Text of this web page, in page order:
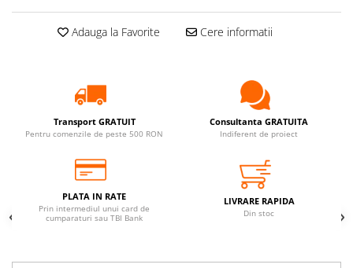
DISTRIBUITORI
ACCESORII
SANITARE
VENTILATIE CU RECUPERARE DE
BOILERE CU POMPA DE CALDURA
Adauga la Favorite Cere informatii
Transport GRATUIT
Pentru comenzile de peste 500 RON
Consultanta GRATUITA
Indiferent de proiect
PLATA IN RATE
Prin intermediul unui card de
cumparaturi sau TBI Bank
LIVRARE RAPIDA
Din stoc